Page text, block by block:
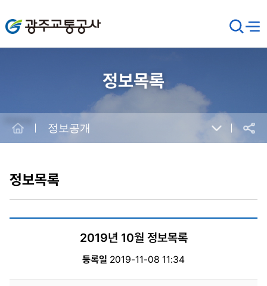
광주교통공사
검
색
창
메뉴
정보목록
공유
정보공개
정보목록
2019년 10월 정보목록
등록일 2019-11-08 11:34